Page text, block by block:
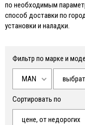
по необходимым
способ доставки по
установки и наладки.
Фильтр по марке и
MAN
Сортировать по
цене, от недорогих